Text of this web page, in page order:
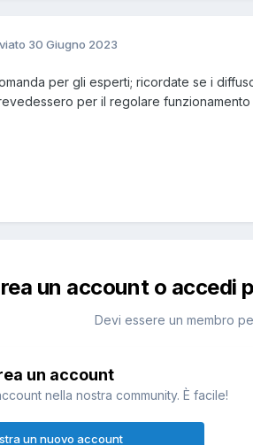
30 Giugno 2023
per gli esperti; ricordate se i
per il regolare funzionamento
un account o accedi
Devi essere un membro
un account
nella nostra community. È facile!
un nuovo account